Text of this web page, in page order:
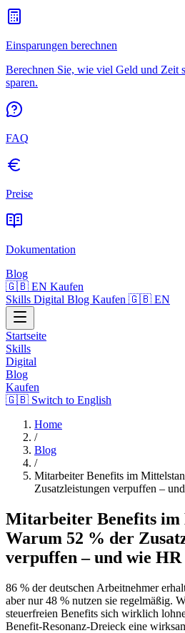
Einsparungen berechnen
Berechnen Sie, wie viel Geld und Zeit
sparen.
FAQ
Preise
Dokumentation
Blog
🇬🇧 EN Kaufen
Skills Digital Blog Kaufen 🇬🇧 EN
Startseite
Skills
Digital
Blog
Kaufen
🇬🇧 Switch to English
Home
/
Blog
/
Mitarbeiter Benefits im
Zusatzleistungen verpuffen –
Mitarbeiter Benefits im
Warum 52 % der
verpuffen – und wie HR
86 % der deutschen Arbeitnehmer
aber nur 48 % nutzen sie regelmäßig.
steuerfreien Benefits sich wirklich
Benefit-Resonanz-Dreieck eine